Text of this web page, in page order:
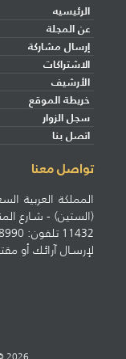
الرئيسيه
عن المجلة
إرسال مشاركة
الاشتراكات
الأرشيف
خريطة الموقع
سجل الزوار
اتصل بنا
تواصل معنا
المملكة العربية
11432 تلفون: 96614778990 فاكس : 96614766464
لإرسـال آرائـك أو